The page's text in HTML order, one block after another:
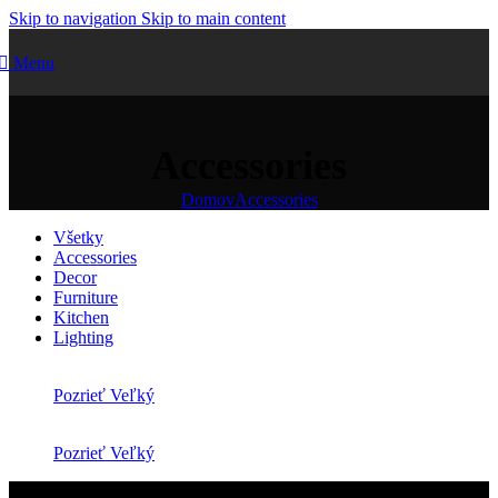
Skip to navigation Skip to main content
Menu
DomovAccessories
Všetky
Accessories
Decor
Furniture
Kitchen
Lighting
Pozrieť Veľký
Pozrieť Veľký